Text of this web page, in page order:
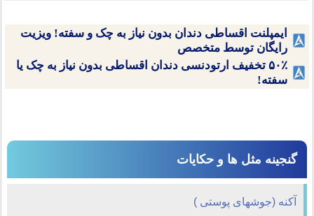
ایمپلنت اقساطی دندان بدون نیاز به چک و سفته! ویزیت
رایگان توسط متخصص
۵۰٪ تخفیف ارتودنسی دندان اقساطی بدون نیاز به چک یا
سفته!
گنجینه مثل ها و حکایات
آکنه (جوشهای پوستی )